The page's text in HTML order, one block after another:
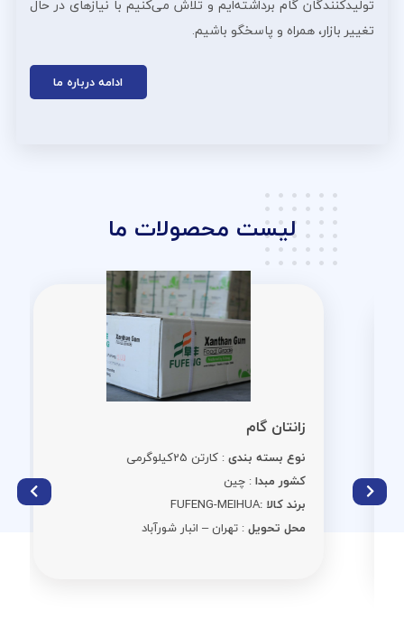
تولیدکنندگان گام برداشته‌ایم و تلاش می‌کنیم با نیازهای در حال
تغییر بازار، همراه و پاسخگو باشیم.
ادامه درباره ما
لیست محصولات ما
زانتان گام
نوع بسته بندی: کارتن 25کیلوگرمی
کشور مبدا : چین
برند کالا :FUFENG-MEIHUA
محل تحویل: تهران – انبار شورآباد